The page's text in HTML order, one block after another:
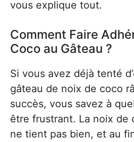
vous explique tout.
Comment Faire
Coco au Gâteau ?
Si vous avez déjà tenté
gâteau de noix de coco
succès, vous savez à
être frustrant. La noix de
ne tient pas bien, et au